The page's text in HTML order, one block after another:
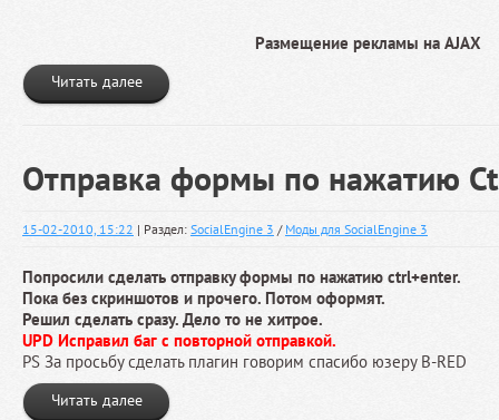
Размещение рекламы на AJAX
Читать далее
Отправка формы по нажатию
15-02-2010, 15:22 | Раздел: SocialEngine 3 / Моды для SocialEngine 3
Попросили сделать отправку формы по нажатию ctrl+enter.
Пока без скриншотов и прочего. Потом оформят.
Решил сделать сразу. Дело то не хитрое.
UPD Исправил баг с повторной отправкой.
PS За просьбу сделать плагин говорим спасибо юзеру B-RED
Читать далее